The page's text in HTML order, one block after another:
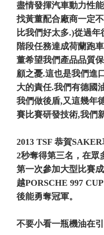
盡情發揮汽車動力性
找黃董配合廠商一定
比我們好太多.)從過
階段任務達成荷蘭跑
董希望我們產品品質
顧之憂.這也是我們進
大的責任.我們有德國
我們做後盾,又這幾年
賽比賽研發技術,我們
2013 TSF 恭賀
2秒奪得第三名，在眾
第一次參加大型比賽
越PORSCHE 997
後能勇奪冠軍。
不要小看一瓶機油在